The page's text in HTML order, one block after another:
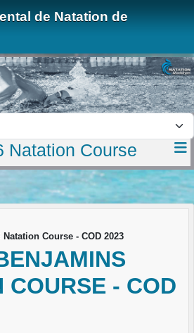
de Natation de
Natation Course
Course - COD 2023
COURSE - COD